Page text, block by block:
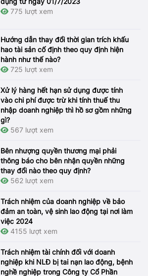
775 lượt xem
Hướng dẫn thay đổi thời gian trích khấu
hao tài sản cố định theo quy định hiện
hành như thế nào?
725 lượt xem
Xử lý hàng hết hạn sử dụng được tính
vào chi phí được trừ khi tính thuế thu
nhập doanh nghiệp thì hồ sơ gồm những
gì?
567 lượt xem
Bên nhượng quyền thương mại phải
thông báo cho bên nhận quyền những
thay đổi nào theo quy định?
562 lượt xem
Trách nhiệm của doanh nghiệp về bảo
đảm an toàn, vệ sinh lao động tại nơi làm
việc 2024
4155 lượt xem
Trách nhiệm tài chính đối với doanh
nghiệp khi NLĐ bị tai nạn lao động, bệnh
nghề nghiệp trong Công ty Cổ Phần